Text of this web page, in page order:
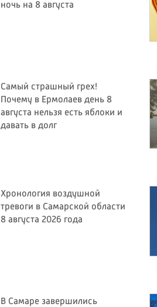
ночь на 8 августа
Самый страшный грех!
Почему в Ермолаев день 8
августа нельзя есть яблоки и
давать в долг
Хронология воздушной
тревоги в Самарской области
8 августа 2026 года
В Самаре завершились